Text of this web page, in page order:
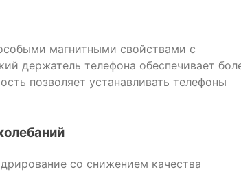
магнитными свойствами с
держатель телефона обеспечивает
позволяет устанавливать телефоны
со снижением качества